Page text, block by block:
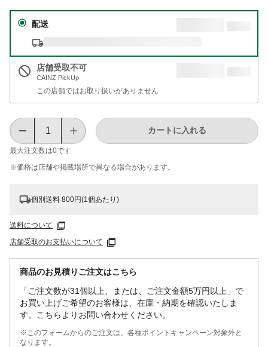
配送
店舗受取不可
CAINZ PickUp
この店舗ではお取り扱いがありません
最大注文数は0です
カートに入れる
※価格は​店舗や​掲載場所で​異なる​場合が​あります。
個別送料 800円(1個あたり)
送料について
店舗受取のお支払いについて
商品のお見積りご注文はこちら
「ご注文数が31個以上、または、ご注文金額5万円以上」で
お買い上げご希望のお客様は、在庫・納期を確認いたしま
す。こちらよりお問い合わせください。
※このフォームからのご注文は、各種ポイントキャンペーン対象外と
なります。